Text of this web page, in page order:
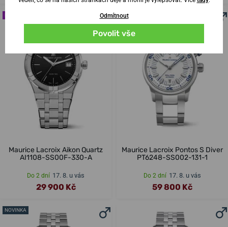
Maurice Lacroix Aikon Quartz
AI1108-SS00F-330-A
Do 2 dní 17. 8. u vás
29 900 Kč
Maurice Lacroix Pontos S Diver
PT6248-SS002-131-1
Do 2 dní 17. 8. u vás
59 800 Kč
NOVINKA
Odmítnout
Povolit vše